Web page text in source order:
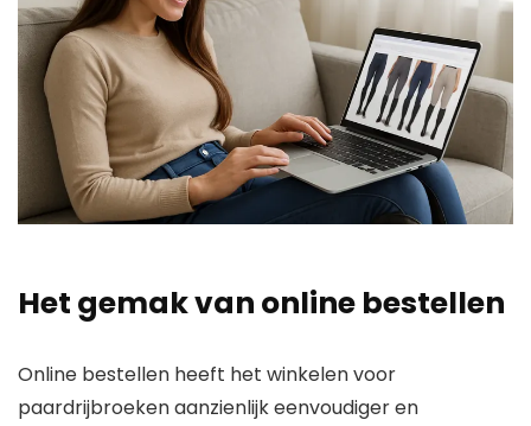
Het gemak van online bestellen
Online bestellen heeft het winkelen voor
paardrijbroeken aanzienlijk eenvoudiger en